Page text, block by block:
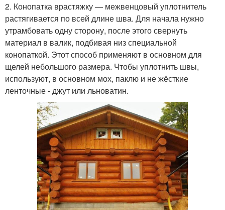
2. Конопатка врастяжку — межвенцовый уплотнитель
растягивается по всей длине шва. Для начала нужно
утрамбовать одну сторону, после этого свернуть
материал в валик, подбивая низ специальной
конопаткой. Этот способ применяют в основном для
щелей небольшого размера. Чтобы уплотнить швы,
используют, в основном мох, паклю и не жёсткие
ленточные - джут или льноватин.